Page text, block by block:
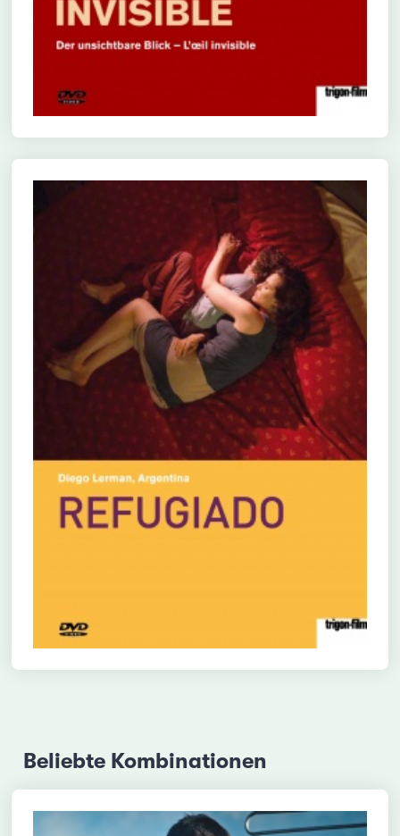
Beliebte Kombinationen